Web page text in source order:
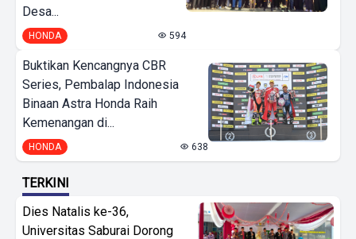
Desa...
HONDA 594
Buktikan Kencangnya CBR
Series, Pembalap Indonesia
Binaan Astra Honda Raih
Kemenangan di...
HONDA 638
TERKINI
Dies Natalis ke-36,
Universitas Saburai Dorong